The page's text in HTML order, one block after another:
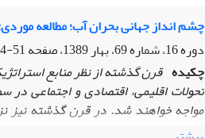
چشم انداز جهانی بحران آب؛ مطالعه
دوره 16، شماره 69، بهار 1389، صفحه
51-74
چکیده قرن گذشته از نظر منابع
تحولات اقلیمی، اقتصادی و اجتماعی در
مواجه خواهند شد. در قرن گذشته نیز
کشورها بوده است. این موضوع در تمامی